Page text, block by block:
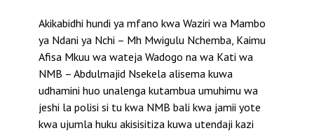
Akikabidhi hundi ya mfano kwa Waziri wa Mambo
ya Ndani ya Nchi – Mh Mwigulu Nchemba, Kaimu
Afisa Mkuu wa wateja Wadogo na wa Kati wa
NMB – Abdulmajid Nsekela alisema kuwa
udhamini huo unalenga kutambua umuhimu wa
jeshi la polisi si tu kwa NMB bali kwa jamii yote
kwa ujumla huku akisisitiza kuwa utendaji kazi